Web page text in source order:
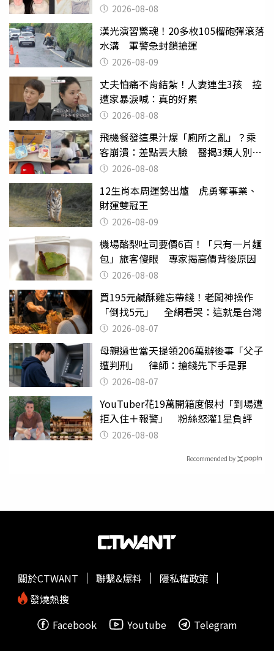
2026-08-08
漢光演習驚魂！20多枚105榴砲彈滾落
水溝 軍警急封鎖搶運
2026-08-09
丈夫怕痛不肯結紮！人妻連生3孩 控
遭家暴淚喊：真的好累
2026-08-08
飛機餐發這果汁爆「廁所之亂」？乘
客崩潰：差點丟大臉 醫揭3類人別亂
喝 2026-08-08
12生肖本周運勢出爐 虎勇奪事業、
財運雙冠王
2026-08-09
機場酪梨吐司要價6百！「只有一片麵
包」旅客傻眼 專家揭高價背後原因
2026-08-08
買195元鹹酥雞忘帶錢！老闆神操作
「倒找5元」 全網看哭：這就是台灣
2026-08-07
母親過世當天提領206萬辦後事「父子
遭判刑」 律師：搶錢先下手是罪
2026-08-07
YouTuber花19萬開箱度假村「到場遭
拒入住＋報警」 粉絲怒灌1星負評
2026-08-08
Recommended by
關於CTWANT 聯繫&爆料
隱私權政策
發燒熱搜
Facebook
Youtube Telegram